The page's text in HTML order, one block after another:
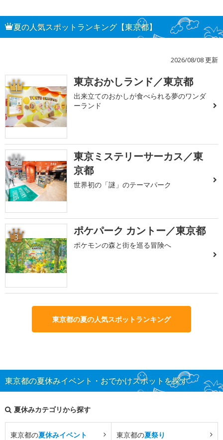
夏の人気スポットランキング【東京都】
2026/08/08 更新
1 東京おかしランド／東京都
出来立てのおかしが食べられる夢のワンダ
ーランド
2
東京ミステリーサーカス／東
京都
世界初の「謎」のテーマパーク
3 ポケパーク カントー／東京都
ポケモンの森と街を巡る冒険へ
東京都の夏の人気スポットランキング
東京都の夏休みイベント・おでかけスポットを探す
夏休みカテゴリから探す
東京都の夏休みイベント 東京都の夏祭り